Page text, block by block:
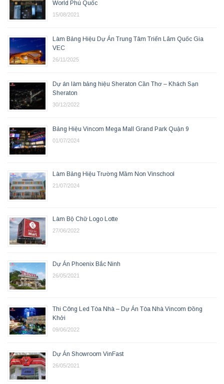
World Phú Quốc
15/08/2021
Làm Bảng Hiệu Dự Án Trung Tâm Triển Lãm Quốc Gia
VEC
26/11/2025
Dự án làm bảng hiệu Sheraton Cần Thơ – Khách Sạn
Sheraton
30/12/2022
Bảng Hiệu Vincom Mega Mall Grand Park Quận 9
01/07/2024
Làm Bảng Hiệu Trường Mầm Non Vinschool
21/07/2024
Làm Bộ Chữ Logo Lotte
27/06/2022
Dự Án Phoenix Bắc Ninh
26/05/2021
Thi Công Led Tòa Nhà – Dự Án Tòa Nhà Vincom Đồng
Khởi
09/06/2022
Dự Án Showroom VinFast
26/05/2021